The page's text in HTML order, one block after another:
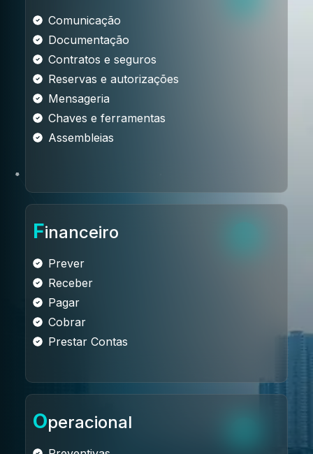
Comunicação
Documentação
Contratos e seguros
Reservas e autorizações
Mensageria
Chaves e ferramentas
Assembleias
Financeiro
Prever
Receber
Pagar
Cobrar
Prestar Contas
Operacional